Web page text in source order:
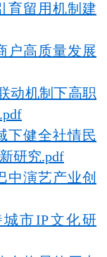
留用机制建
户高质量发展
动机制下高职
下健全社情民
研究.pdf
中演艺产业创
城市IP文化研